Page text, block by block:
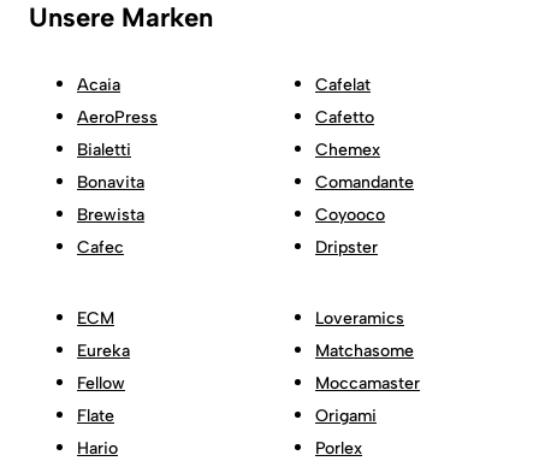
Unsere Marken
Acaia
AeroPress
Bialetti
Bonavita
Brewista
Cafec
Cafelat
Cafetto
Chemex
Comandante
Coyooco
Dripster
ECM
Eureka
Fellow
Flate
Hario
Loveramics
Matchasome
Moccamaster
Origami
Porlex